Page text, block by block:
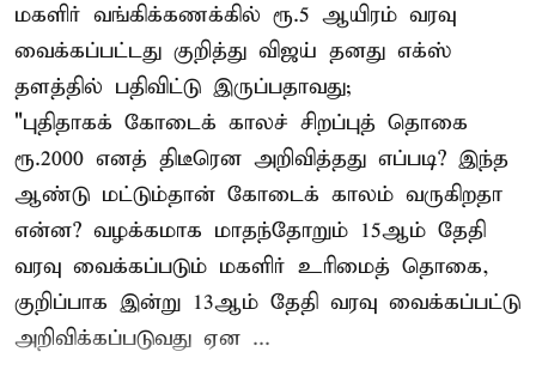
மகளிர் வங்கிக்கணக்கில் ரூ.5 ஆயிரம் வரவு
வைக்கப்பட்டது குறித்து விஜய் தனது எக்ஸ்
தளத்தில் பதிவிட்டு இருப்பதாவது;
"புதிதாகக் கோடைக் காலச் சிறப்புத் தொகை
ரூ.2000 எனத் திடீரென அறிவித்தது எப்படி? இந்த
ஆண்டு மட்டும்தான் கோடைக் காலம் வருகிறதா
என்ன? வழக்கமாக மாதந்தோறும் 15ஆம் தேதி
வரவு வைக்கப்படும் மகளிர் உரிமைத் தொகை,
குறிப்பாக இன்று 13ஆம் தேதி வரவு வைக்கப்பட்டு
அறிவிக்கப்படுவது ஏன ...